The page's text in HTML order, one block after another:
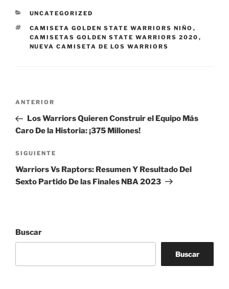
CATEGORÍAS
UNCATEGORIZED
ETIQUETAS
CAMISETA GOLDEN STATE WARRIORS NIÑO ,
CAMISETAS GOLDEN STATE WARRIORS 2020 ,
NUEVA CAMISETA DE LOS WARRIORS
Navegación
entradas
Entrada
anterior:
ANTERIOR
Los Warriors Quieren Construir el Equipo Más
Caro De la Historia: ¡375 Millones!
Siguiente
entrada
SIGUIENTE
Warriors Vs Raptors: Resumen Y Resultado Del
Sexto Partido De las Finales NBA 2023
Buscar
Buscar